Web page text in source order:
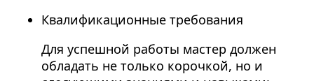
Квалификационные требования
Для успешной работы мастер должен
обладать не только корочкой, но и